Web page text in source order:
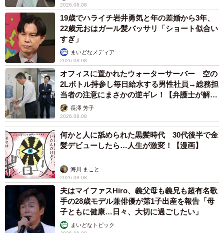
2026.08.08
19歳でハライチ岩井勇気と年の差婚から3年、
22歳元おはガール髪バッサリ「ショート似合い
すぎ」
まいどなメディア
2026.08.08
オフィスに置かれたウォーターサーバー 空の
2Lボトル持参し毎日給水する男性社員→総務担
当者の注意にまさかの逆ギレ！【弁護士が解
説】長澤 芳子
2026.08.08
何かと人に舐められた黒髪時代 30代後半で金
髪デビューしたら…人生が激変！【漫画】
海川 まこと
2026.08.08
夫はマイファスHiro、義父母も義兄も超有名歌
手の28歳モデル兼俳優が第1子出産を報告「母
子ともに健康…日々、大切に過ごしたい」
まいどなトピック